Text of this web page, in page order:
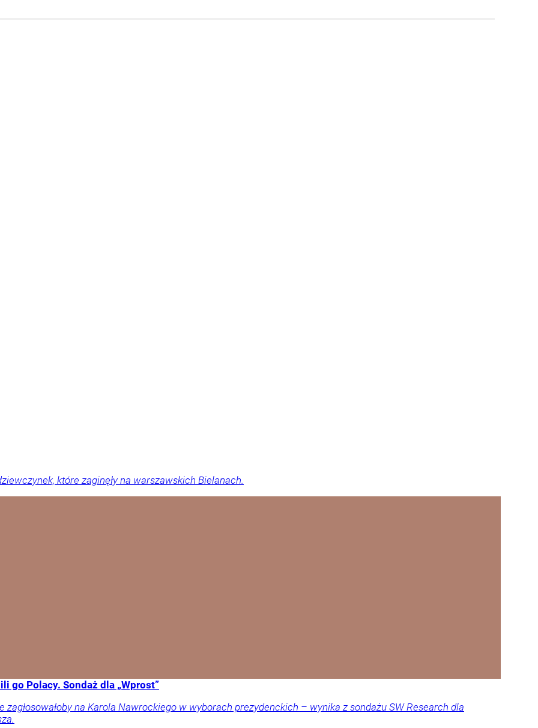
które zaginęły na warszawskich Bielanach.
go Polacy. Sondaż dla „Wprost”
na Karola Nawrockiego w wyborach prezydenckich – wynika z sondażu SW Research dla